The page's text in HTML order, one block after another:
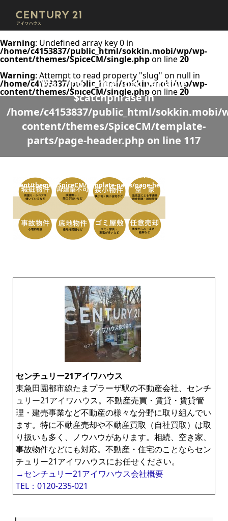
Warning: Undefined array key 0 in
/home/c4153837/public_html/sokkin.mobi/wp/wp-
content/themes/SpiceCM/single.phpon line20
Warning: Attempt to read property "slug" on null in
/home/c4153837/public_html/sokkin.mobi/wp/wp-
content/themes/SpiceCM/single.phpon line20
Warning: Undefined variable
$catchphrase in
/home/c4153837/public_html/sokkin.mobi/
content/themes/SpiceCM/template-
parts/page-header.php on line 117
content/themes/SpiceCM/template-parts/page-header.php
センチュリー21アイワハウス
東急田園都市線たまプラーザ駅の不動産会社、センチ
ュリー21アイワハウス。不動産売買・賃貸・賃貸管
理・建売事業など不動産の様々な分野に取り組んでい
ます。特に不動産売却や不動産買取（自社買取）は取
り扱いも多く、ノウハウがあります。相続、空き家、
事故物件などにも対応。不動産・住宅のことならセン
チュリー21アイワハウスにお任せください。
→センチュリー21アイワハウス会社概要
TEL：0120-235-021